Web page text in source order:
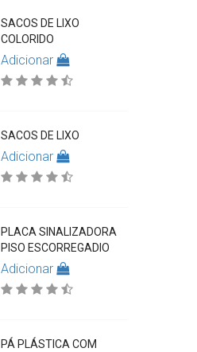
SACOS DE LIXO
COLORIDO
Adicionar
SACOS DE LIXO
Adicionar
PLACA SINALIZADORA
PISO ESCORREGADIO
Adicionar
PÁ PLÁSTICA COM